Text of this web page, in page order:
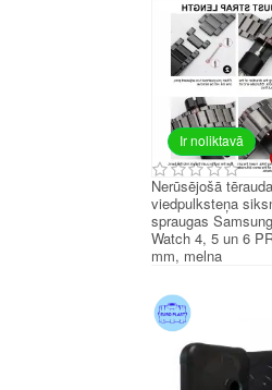
Ir noliktavā
Nerūsējošā tērauda
viedpulksteņa
spraugas
Watch 4, 5 un 6
mm, melna